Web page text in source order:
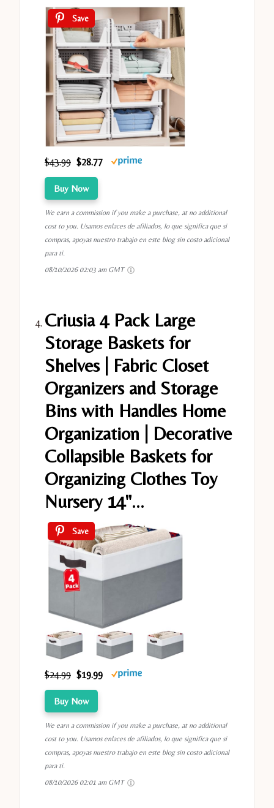
Save
$43.99 $28.77
Buy Now
We earn a commission if you make a purchase, at no additional
cost to you. Usamos enlaces de afiliados, lo que significa que si
compras, apoyas nuestro trabajo en este blog sin costo adicional
para ti.
08/10/2026 02:03 am GMT
Criusia 4 Pack Large
Storage Baskets for
Shelves | Fabric Closet
Organizers and Storage
Bins with Handles Home
Organization | Decorative
Collapsible Baskets for
Organizing Clothes Toy
Nursery 14"...
Save
$24.99 $19.99
Buy Now
We earn a commission if you make a purchase, at no additional
cost to you. Usamos enlaces de afiliados, lo que significa que si
compras, apoyas nuestro trabajo en este blog sin costo adicional
para ti.
08/10/2026 02:01 am GMT